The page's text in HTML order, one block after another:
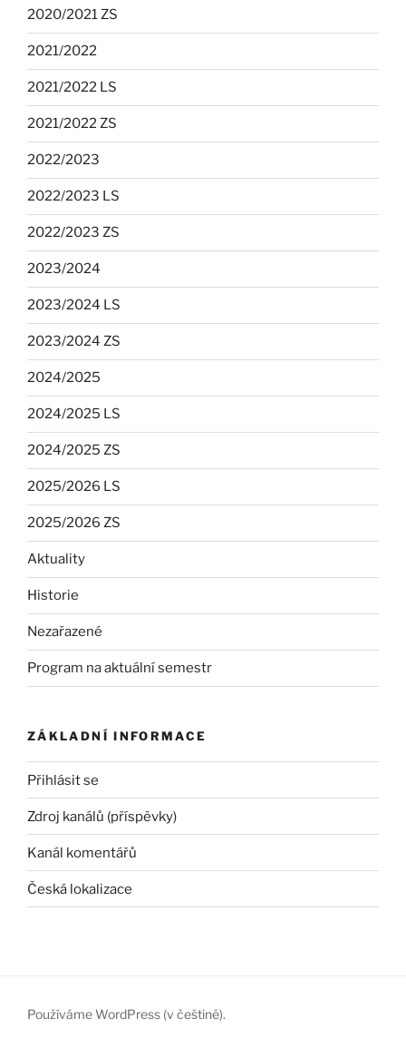
2020/2021 ZS
2021/2022
2021/2022 LS
2021/2022 ZS
2022/2023
2022/2023 LS
2022/2023 ZS
2023/2024
2023/2024 LS
2023/2024 ZS
2024/2025
2024/2025 LS
2024/2025 ZS
2025/2026 LS
2025/2026 ZS
Aktuality
Historie
Nezařazené
Program na aktuální semestr
ZÁKLADNÍ INFORMACE
Přihlásit se
Zdroj kanálů (příspěvky)
Kanál komentářů
Česká lokalizace
Používáme WordPress (v češtině).